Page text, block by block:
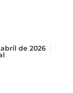
de 2026